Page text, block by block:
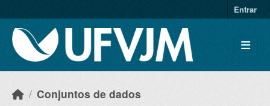
Entrar
Conjuntos de dados